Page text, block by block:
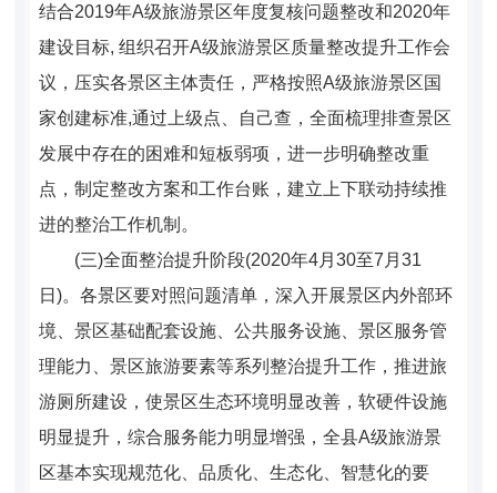
结合2019年A级旅游景区年度复核问题整改和2020年
建设目标, 组织召开A级旅游景区质量整改提升工作会
议，压实各景区主体责任，严格按照A级旅游景区国
家创建标准,通过上级点、自己查，全面梳理排查景区
发展中存在的困难和短板弱项，进一步明确整改重
点，制定整改方案和工作台账，建立上下联动持续推
进的整治工作机制。
(三)全面整治提升阶段(2020年4月30至7月31
日)。 各景区要对照问题清单，深入开展景区内外部环
境、景区基础配套设施、公共服务设施、景区服务管
理能力、景区旅游要素等系列整治提升工作，推进旅
游厕所建设，使景区生态环境明显改善，软硬件设施
明显提升，综合服务能力明显增强，全县A级旅游景
区基本实现规范化、品质化、生态化、智慧化的要